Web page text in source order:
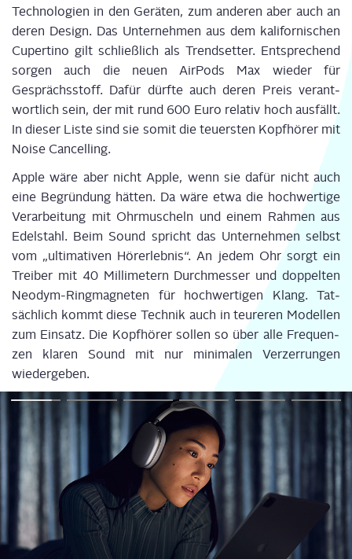
Tech­no­lo­gien in den Gerä­ten, zum ande­ren aber auch an
deren Design. Das Unter­neh­men aus dem kali­for­ni­schen
Cup­er­ti­no gilt schließ­lich als Trend­set­ter. Ent­spre­chend
sor­gen auch die neu­en Air­Pods Max wie­der für
Gesprächs­stoff. Dafür dürf­te auch deren Preis ver­ant­
wort­lich sein, der mit rund 600 Euro rela­tiv hoch aus­fällt.
In die­ser Lis­te sind sie somit die teu­ers­ten Kopf­hö­rer mit
Noi­se Can­cel­ling.
Apple wäre aber nicht Apple, wenn sie dafür nicht auch
eine Begrün­dung hät­ten. Da wäre etwa die hoch­wer­ti­ge
Ver­ar­bei­tung mit Ohr­mu­scheln und einem Rah­men aus
Edel­stahl. Beim Sound spricht das Unter­neh­men selbst
vom „ulti­ma­ti­ven Hör­erleb­nis“. An jedem Ohr sorgt ein
Trei­ber mit 40 Mil­li­me­tern Durch­mes­ser und dop­pel­ten
Neo­dym-Ring­ma­gne­ten für hoch­wer­ti­gen Klang. Tat­
säch­lich kommt die­se Tech­nik auch in teu­re­ren Model­len
zum Ein­satz. Die Kopf­hö­rer sol­len so über alle Fre­quen­
zen kla­ren Sound mit nur mini­ma­len Ver­zer­run­gen
wiedergeben.